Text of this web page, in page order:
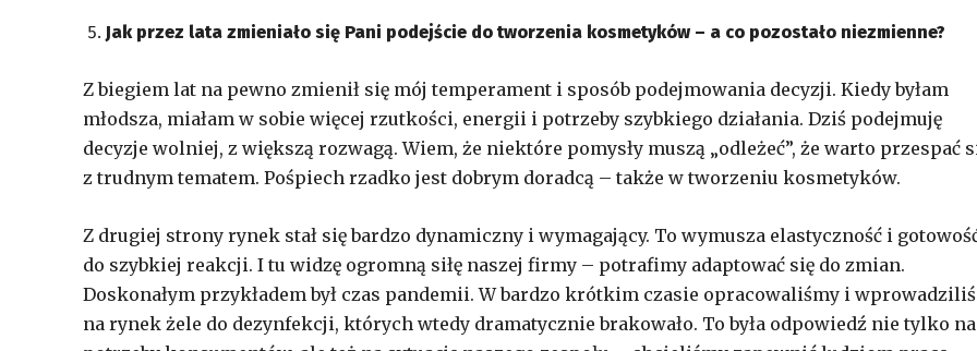
Jak przez lata zmieniało się Pani podejście do tworzenia kosmetyków – a co pozostało niezmienne?
Z biegiem lat na pewno zmienił się mój temperament i sposób podejmowania decyzji. Kiedy byłam
młodsza, miałam w sobie więcej rzutkości, energii i potrzeby szybkiego działania. Dziś podejmuję
decyzje wolniej, z większą rozwagą. Wiem, że niektóre pomysły muszą „odleżeć”, że warto przespać
z trudnym tematem. Pośpiech rzadko jest dobrym doradcą – także w tworzeniu kosmetyków.
Z drugiej strony rynek stał się bardzo dynamiczny i wymagający. To wymusza elastyczność i
do szybkiej reakcji. I tu widzę ogromną siłę naszej firmy – potrafimy adaptować się do zmian.
Doskonałym przykładem był czas pandemii. W bardzo krótkim czasie opracowaliśmy i
na rynek żele do dezynfekcji, których wtedy dramatycznie brakowało. To była odpowiedź nie tylko na